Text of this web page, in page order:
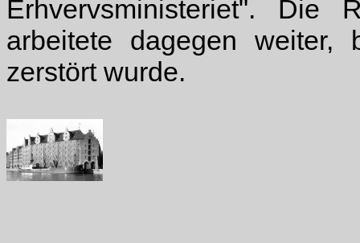
Erhvervsministeriet". Die
arbeitete dagegen
zerstört wurde.